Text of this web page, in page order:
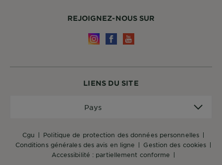
LIENS DU SITE
cgu
politique de protection des données personnelles
conditions générales des avis en ligne
gestion des cookies
accessibilité : partiellement conforme
Pays
REJOIGNEZ-NOUS SUR